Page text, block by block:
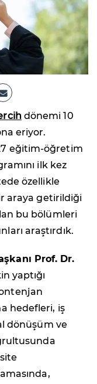
dönemi 10
eriyor.
eğitim-öğretim
ilk kez
özellikle
araya getirildiği
bu bölümleri
araştırdık.
Prof. Dr.
yaptığı
hedefleri, iş
dönüşüm ve